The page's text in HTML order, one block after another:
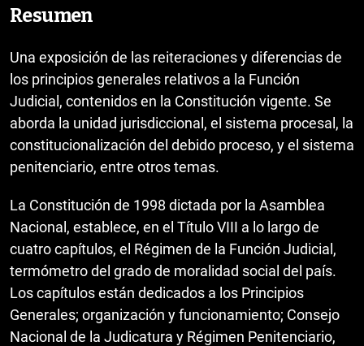
Resumen
Una exposición de las reiteraciones y diferencias de
los principios generales relativos a la Función
Judicial, contenidos en la Constitución vigente. Se
aborda la unidad jurisdiccional, el sistema procesal, la
constitucionalización del debido proceso, y el sistema
penitenciario, entre otros temas.
La Constitución de 1998 dictada por la Asamblea
Nacional, establece, en el Título VIII a lo largo de
cuatro capítulos, el Régimen de la Función Judicial,
termómetro del grado de moralidad social del país.
Los capítulos están dedicados a los Principios
Generales; organización y funcionamiento; Consejo
Nacional de la Judicatura y Régimen Penitenciario,